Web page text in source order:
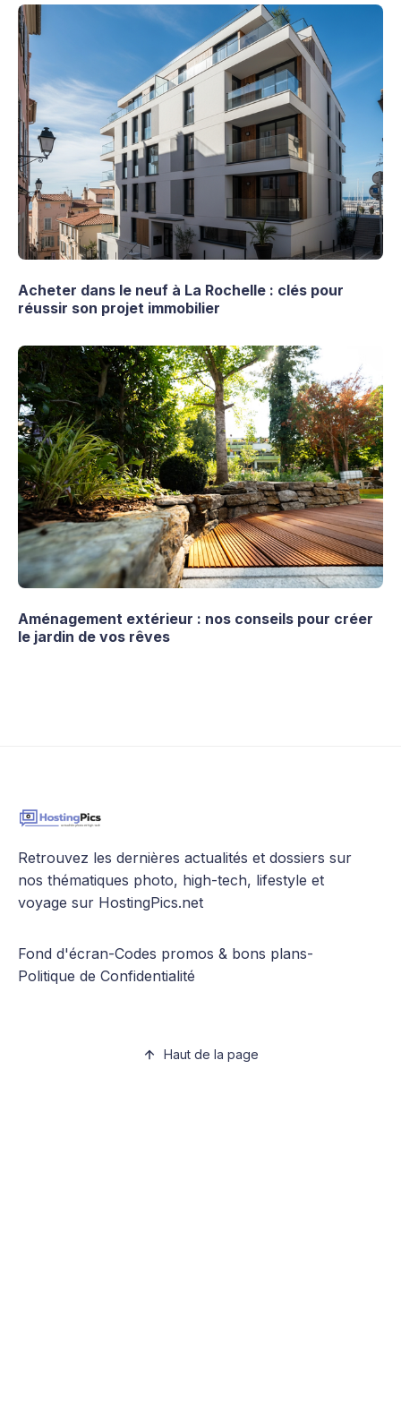
Acheter dans le neuf à La Rochelle : clés pour
réussir son projet immobilier
Aménagement extérieur : nos conseils pour créer
le jardin de vos rêves
Retrouvez les dernières actualités et dossiers sur
nos thématiques photo, high-tech, lifestyle et
voyage sur HostingPics.net
Fond d'écran-Codes promos & bons plans-
Politique de Confidentialité
Haut de la page